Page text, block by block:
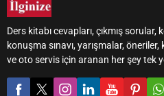
daha dikkat çekici görünür.
Bu durum, estetik algıdan
bağımsız olarak, kişinin
kamera karşısındaki
uyumunu ve görüntüye
yansıyan ifadesini
tanımlayan özel bir kavramla
Ders kitabı cevapları, çıkmış
konuşma sınavı, yarışmalar,
ve oto servis için aranan her şey tek